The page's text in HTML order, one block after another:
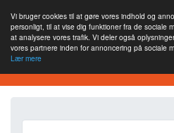
Vi bruger cookies til at gøre vores indhold og
personligt, til at vise dig funktioner fra de sociale
at analysere vores trafik. Vi deler også
vores partnere inden for annoncering på sociale
Lær mere
SEO Analytics